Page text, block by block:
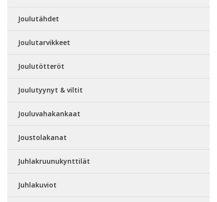
Joulutähdet
Joulutarvikkeet
Joulutötteröt
Joulutyynyt & viltit
Jouluvahakankaat
Joustolakanat
Juhlakruunukynttilät
Juhlakuviot